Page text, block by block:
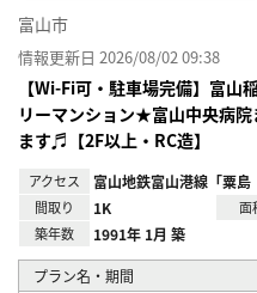
富山市
情報更新日 2026/08/02 09:38
【Wi-Fi可・駐車場完備】富山
リーマンション★富山中央病
ます♬【2F以上・RC造】
アクセス 富山地鉄富山港線「粟島
間取り 1K 面
築年数 1991年 1月 築
プラン名・期間